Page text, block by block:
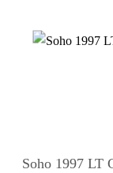
Soho 1997 LT